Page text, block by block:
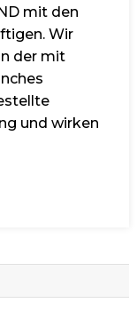
mit den
Wir
der mit
und wirken